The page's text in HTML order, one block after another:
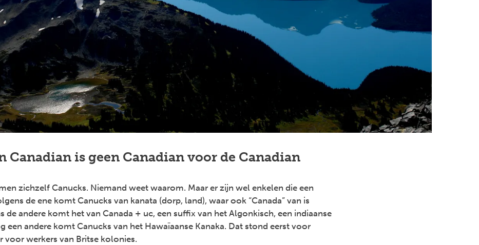
Canadian is geen Canadian voor de Canadian
zichzelf Canucks. Niemand weet waarom. Maar er zijn wel enkelen die een
de ene komt Canucks van kanata (dorp, land), waar ook “Canada” van is
de andere komt het van Canada + uc, een suffix van het Algonkisch, een indiaanse
een andere komt Canucks van het Hawaïaanse Kanaka. Dat stond eerst voor
voor werkers van Britse kolonies.